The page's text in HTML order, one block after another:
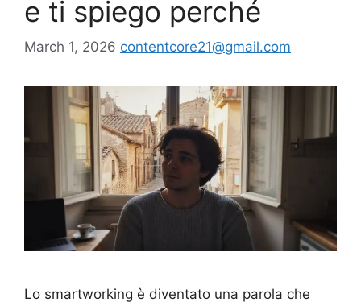
e ti spiego perché
March 1, 2026 contentcore21@gmail.com
Lo smartworking è diventato una parola che